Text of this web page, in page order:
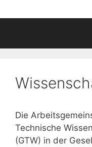
Die
Technische
(GTW) in der